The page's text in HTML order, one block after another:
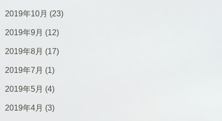
2019年10月 (23)
2019年9月 (12)
2019年8月 (17)
2019年7月 (1)
2019年5月 (4)
2019年4月 (3)